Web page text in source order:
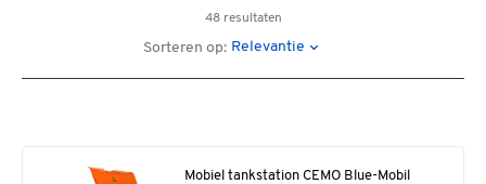
48 resultaten
Sorteren op: Relevantie
Mobiel tankstation CEMO Blue-Mobil